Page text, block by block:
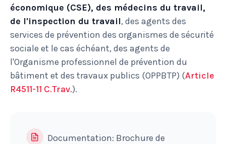
économique (CSE), des médecins du travail,
de l'inspection du travail, des agents des
services de prévention des organismes de sécurité
sociale et le cas échéant, des agents de
l'Organisme professionnel de prévention du
bâtiment et des travaux publics (OPPBTP) (Article
R4511-11 C.Trav.).
Documentation: Brochure de